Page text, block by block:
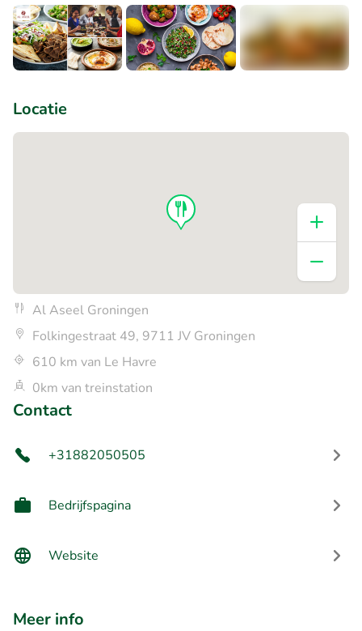
Locatie
Al Aseel Groningen
Folkingestraat 49, 9711 JV Groningen
610 km van Le Havre
0km van treinstation
Contact
+31882050505
Bedrijfspagina
Website
Meer info